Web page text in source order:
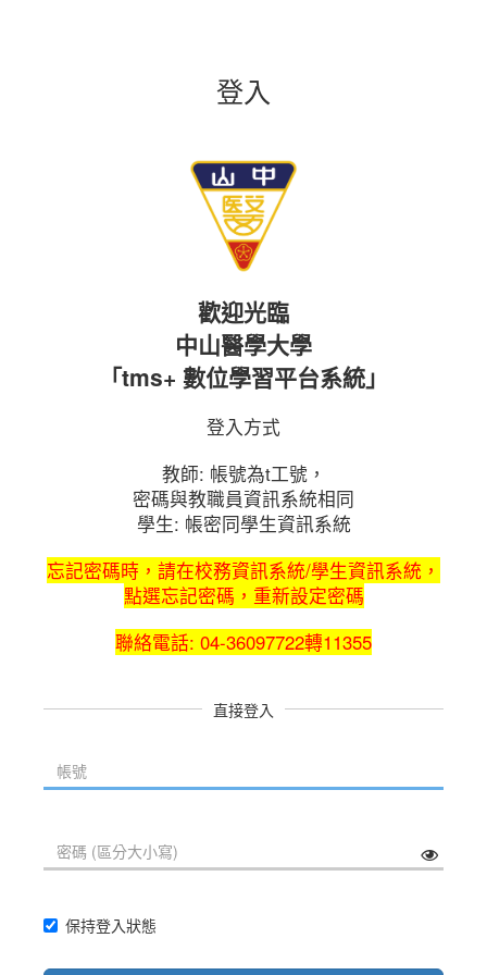
登入
歡迎光臨
中山醫學大學
「tms+ 數位學習平台系統」
登入方式
教師: 帳號為t工號，
密碼與教職員資訊系統相同
學生: 帳密同學生資訊系統
忘記密碼時，請在校務資訊系統/學生資訊系統，
點選忘記密碼，重新設定密碼
聯絡電話: 04-36097722轉11355
直接登入
保持登入狀態